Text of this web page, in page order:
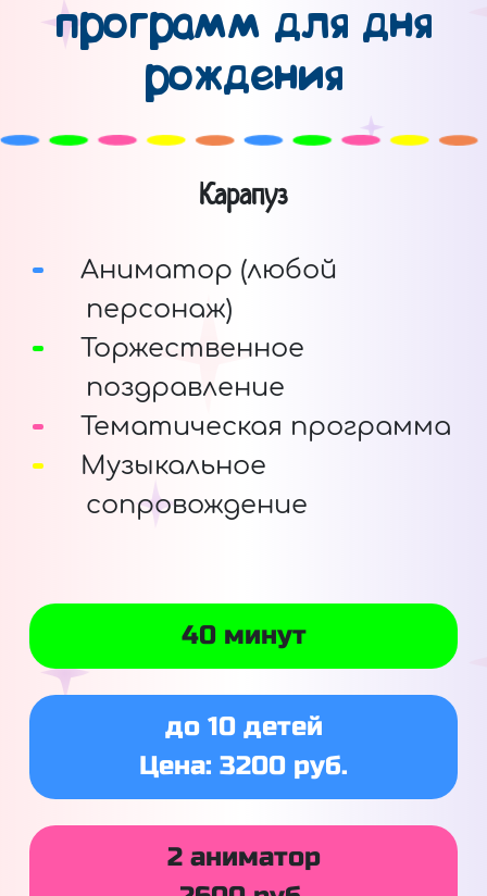
программ для дня
рождения
Карапуз
Аниматор (любой
персонаж)
Торжественное
поздравление
Тематическая программа
Музыкальное
сопровождение
40 минут
до 10 детей
Цена: 3200 руб.
2 аниматор